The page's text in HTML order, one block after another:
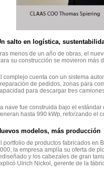
salto en logística,
menos de un año de obras, el
su construcción se movieron más
complejo cuenta con un sistema
de pedidos, zonas para
para descargar tres
nave fue construida bajo el
hasta 990 kWp, reforzando el
modelos, más producción
portfolio de productos fabricados en
la empresa amplía su oferta de
y los cabezales de gran
Ulrich Nickol, gerente de la